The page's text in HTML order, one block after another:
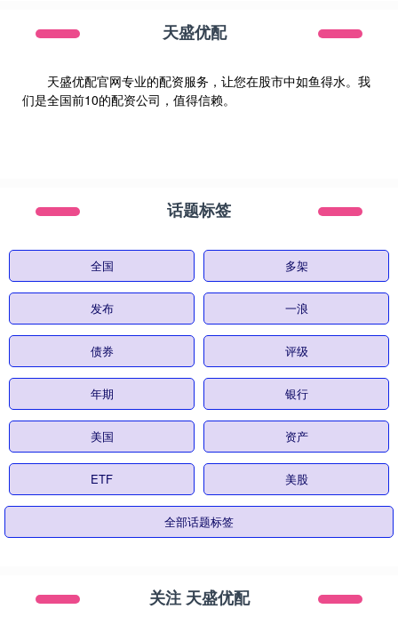
天盛优配
天盛优配官网专业的配资服务，让您在股市中如鱼得水。我
们是全国前10的配资公司，值得信赖。
话题标签
全国 多架
发布 一浪
债券 评级
年期 银行
美国 资产
ETF 美股
全部话题标签
关注 天盛优配